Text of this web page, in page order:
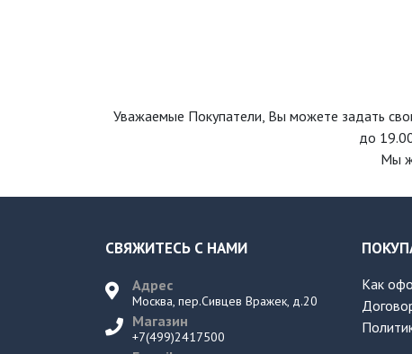
Уважаемые Покупатели, Вы можете задать
до
Мы
СВЯЖИТЕСЬ С НАМИ
Адрес
Москва, пер.Сивцев Вражек, д.20
Магазин
+7(499)2417500
Как